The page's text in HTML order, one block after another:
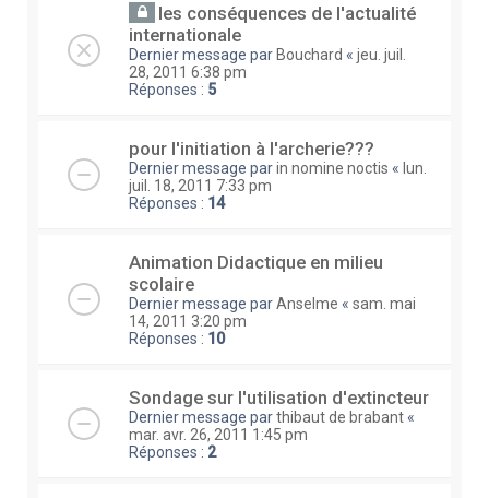
les conséquences de l'actualité
internationale
Dernier message parBouchard « jeu. juil.
28, 2011 6:38 pm
Réponses : 5
pour l'initiation à l'archerie???
Dernier message parin nomine noctis « lun.
juil. 18, 2011 7:33 pm
Réponses : 14
Animation Didactique en milieu
scolaire
Dernier message parAnselme « sam. mai
14, 2011 3:20 pm
Réponses : 10
Sondage sur l'utilisation d'extincteur
Dernier message parthibaut de brabant «
mar. avr. 26, 2011 1:45 pm
Réponses : 2